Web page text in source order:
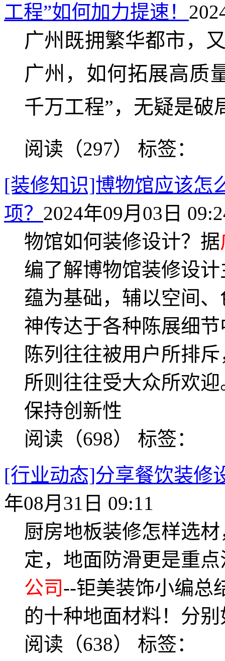
工程”如何加力提速！
广州既拥繁华都市，
广州，如何拓展高质
千万工程”，无疑是破
阅读（297） 标签：
[装修知识]博物馆应该怎
项？ 2024年09月03日
物馆如何装修设计？据
编了解博物馆装修设
蕴为基础，辅以空间
神传达于各种陈展细
陈列往往被用户所排
所则往往受大众所欢
保持创新性
阅读（698） 标签：
[行业动态]分享餐饮装修
年08月31日 09:11
厨房地板装修怎样选
定，地面防滑更是重
公司--钜美装饰小编总
的十种地面材料！分
阅读（638） 标签：